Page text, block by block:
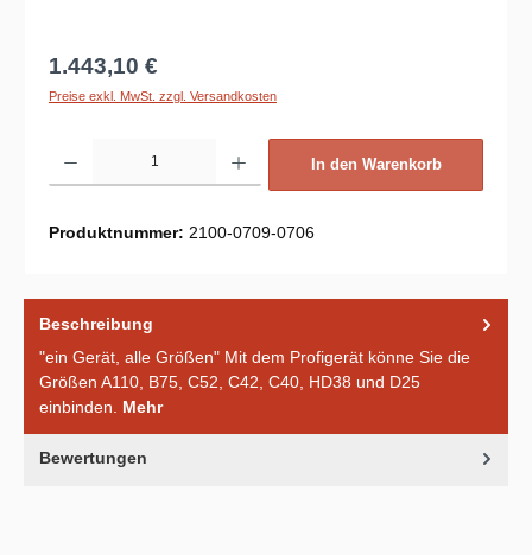
Regulärer Preis:
1.443,10 €
Preise exkl. MwSt. zzgl. Versandkosten
In den Warenkorb
Produktnummer: 2100-0709-0706
Beschreibung
"ein Gerät, alle Größen" Mit dem Profigerät könne Sie die
Größen A110, B75, C52, C42, C40, HD38 und D25
einbinden. Mehr
Bewertungen